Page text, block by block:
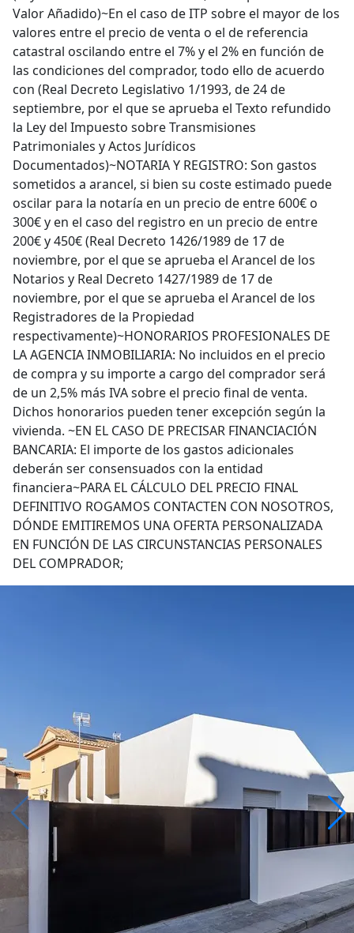
Valor Añadido)~En el caso de ITP sobre el mayor de los
valores entre el precio de venta o el de referencia
catastral oscilando entre el 7% y el 2% en función de
las condiciones del comprador, todo ello de acuerdo
con (Real Decreto Legislativo 1/1993, de 24 de
septiembre, por el que se aprueba el Texto refundido
la Ley del Impuesto sobre Transmisiones
Patrimoniales y Actos Jurídicos
Documentados)~NOTARIA Y REGISTRO: Son gastos
sometidos a arancel, si bien su coste estimado puede
oscilar para la notaría en un precio de entre 600€ o
300€ y en el caso del registro en un precio de entre
200€ y 450€ (Real Decreto 1426/1989 de 17 de
noviembre, por el que se aprueba el Arancel de los
Notarios y Real Decreto 1427/1989 de 17 de
noviembre, por el que se aprueba el Arancel de los
Registradores de la Propiedad
respectivamente)~HONORARIOS PROFESIONALES DE
LA AGENCIA INMOBILIARIA: No incluidos en el precio
de compra y su importe a cargo del comprador será
de un 2,5% más IVA sobre el precio final de venta.
Dichos honorarios pueden tener excepción según la
vivienda. ~EN EL CASO DE PRECISAR FINANCIACIÓN
BANCARIA: El importe de los gastos adicionales
deberán ser consensuados con la entidad
financiera~PARA EL CÁLCULO DEL PRECIO FINAL
DEFINITIVO ROGAMOS CONTACTEN CON NOSOTROS,
DÓNDE EMITIREMOS UNA OFERTA PERSONALIZADA
EN FUNCIÓN DE LAS CIRCUNSTANCIAS PERSONALES
DEL COMPRADOR;